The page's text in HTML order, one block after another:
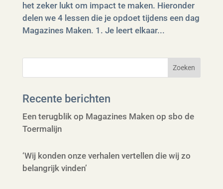
het zeker lukt om impact te maken. Hieronder
delen we 4 lessen die je opdoet tijdens een dag
Magazines Maken. 1. Je leert elkaar...
Recente berichten
Een terugblik op Magazines Maken op sbo de
Toermalijn
‘Wij konden onze verhalen vertellen die wij zo
belangrijk vinden’